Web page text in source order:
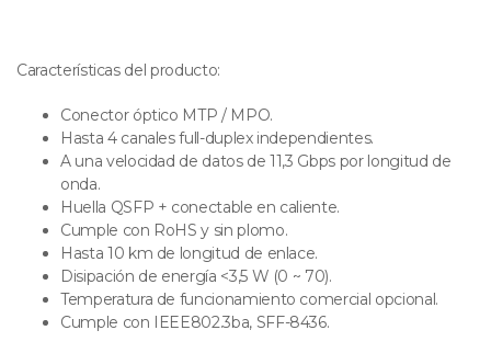
Características del producto:
Conector óptico MTP / MPO.
Hasta 4 canales full-duplex independientes.
A una velocidad de datos de 11,3 Gbps por longitud de
onda.
Huella QSFP + conectable en caliente.
Cumple con RoHS y sin plomo.
Hasta 10 km de longitud de enlace.
Disipación de energía <3,5 W (0 ~ 70).
Temperatura de funcionamiento comercial opcional.
Cumple con IEEE802.3ba, SFF-8436.